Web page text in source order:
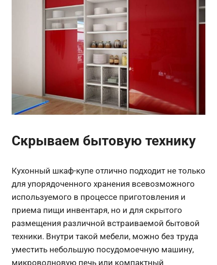
Скрываем бытовую технику
Кухонный шкаф-купе отлично подходит не только
для упорядоченного хранения всевозможного
используемого в процессе приготовления и
приема пищи инвентаря, но и для скрытого
размещения различной встраиваемой бытовой
техники. Внутри такой мебели, можно без труда
уместить небольшую посудомоечную машину,
микроволновую печь или компактный